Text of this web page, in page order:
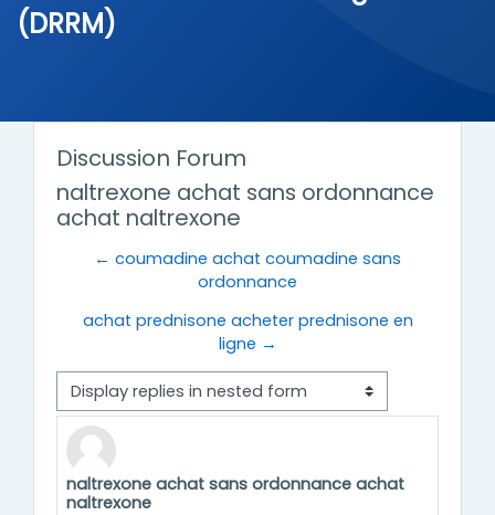
(DRRM)
Discussion Forum
naltrexone achat sans ordonnance
achat naltrexone
← coumadine achat coumadine sans
ordonnance
achat prednisone acheter prednisone en
ligne →
Display mode
naltrexone achat sans ordonnance achat
naltrexone
Number of replies: 0